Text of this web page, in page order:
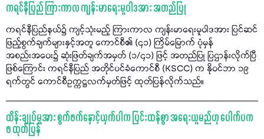
ကရင်နီပြည် ကြားကာလ ကျန်းမာရေးမူဝါဒအား အတည်ပြု
ကရင်နီပြည်နယ်၌ ကျင့်သုံးမည့် ကြားကာလ ကျန်းမာရေးမူဝါဒအား ပြင်ဆင်
ဖြည့်စွက်ချက်များနှင့်အတူ ကောင်စီ၏ (၄၁) ကြိမ်မြောက် ပုံမှန်
အစည်းအဝေး၌ ဆုံးဖြတ်ချက်အမှတ် (၁/၄၁) ဖြင့် အတည်ပြု ပြဌာန်းလိုက်ပြီ
ဖြစ်ကြောင်း ကရင်နီပြည် အတိုင်ပင်ခံကောင်စီ (KSCC) က နိုဝင်ဘာ ၁၉
ရက်တွင် ကောင်စီဥက္ကဋ္ဌလက်မှတ်ဖြင့် ထုတ်ပြန်လိုက်သည်။
ထိန်းချုပ်မှုအား စွက်ဖက်နှောင့်ယှက်ပါက ပြင်းထန်စွာ အရေးယူမည်ဟု ပေါက်ပက
ဖ ထုတ်ပြန်